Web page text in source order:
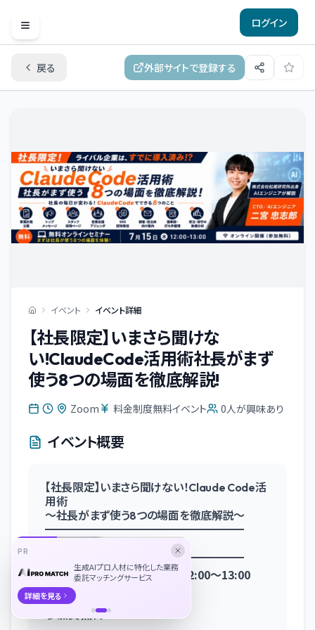
Open menu
ログイン
戻る 外部サイトで登録する
イベント イベント詳細
【社長限定】いまさら聞けな
い!ClaudeCode活用術社長がまず
使う8つの場面を徹底解説!
Zoom 料金制度無料イベント 0人が興味あり
イベント概要
【社長限定】いまさら聞けない！Claude Code活
用術
～社長がまず使う8つの場面を徹底解説～
━━━━━━━━━━━━━━━━━━
━━━━━━━━━━━━━━━━━━
日時
2026年7月15日（水）12:00～13:00
形式
参加費 無料
PR
生成AIプロ人材に特化した業務
委託マッチングサービス
詳細を見る